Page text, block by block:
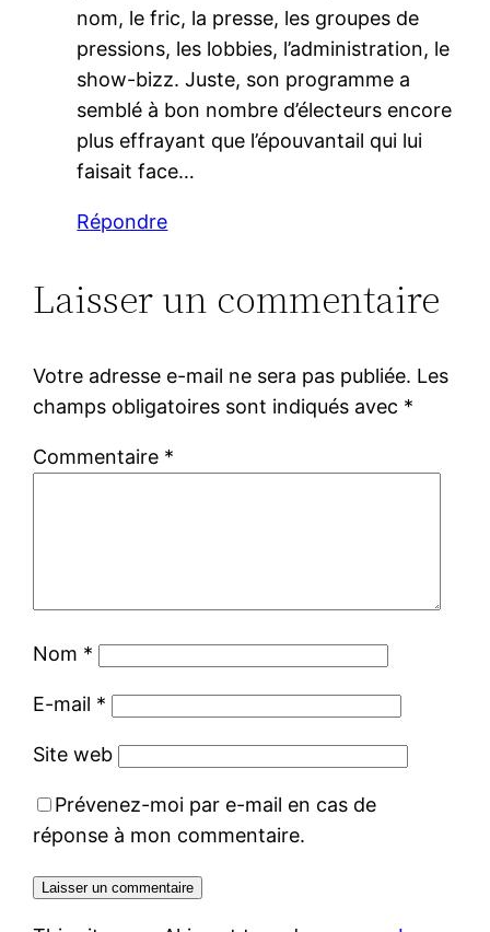
nom, le fric, la presse, les groupes de
pressions, les lobbies, l’administration, le
show-bizz. Juste, son programme a
semblé à bon nombre d’électeurs encore
plus effrayant que l’épouvantail qui lui
faisait face…
Répondre
Laisser un commentaire
Votre adresse e-mail ne sera pas publiée. Les
champs obligatoires sont indiqués avec *
Commentaire *
Nom *
E-mail *
Site web
Prévenez-moi par e-mail en cas de
réponse à mon commentaire.